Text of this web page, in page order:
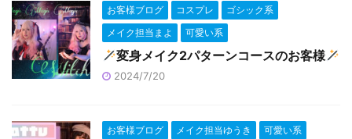
お客様ブログ コスプレ
ゴシック系
メイク担当まよ
可愛い系
変身メイク2パターンコースのお客様
2024/7/20
お客様ブログ メイク担当ゆうき
可愛い系